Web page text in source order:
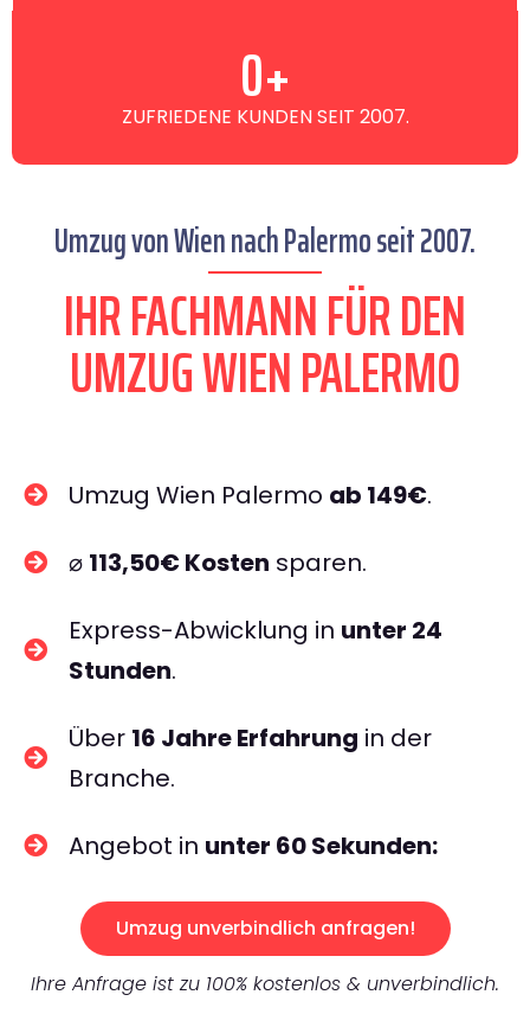
ZUFRIEDENE KUNDEN SEIT 2007.
0+
Umzug von Wien nach Palermo seit 2007.
IHR FACHMANN FÜR DEN
UMZUG WIEN PALERMO
Umzug Wien Palermo ab 149€.
⌀ 113,50€ Kosten sparen.
Express-Abwicklung in unter 24
Stunden.
Über 16 Jahre Erfahrung in der
Branche.
Angebot in unter 60 Sekunden:
Umzug unverbindlich anfragen!
Ihre Anfrage ist zu 100% kostenlos & unverbindlich.